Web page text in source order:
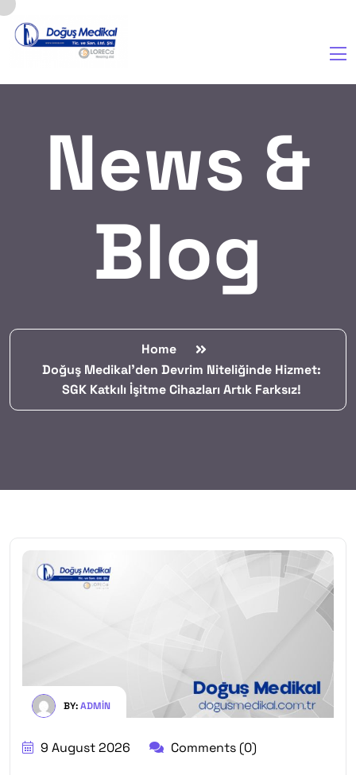
News &
Blog
Home
Doğuş Medikal’den Devrim Niteliğinde Hizmet:
SGK Katkılı İşitme Cihazları Artık Farksız!
BY:ADMIN
9 August 2026 Comments (0)